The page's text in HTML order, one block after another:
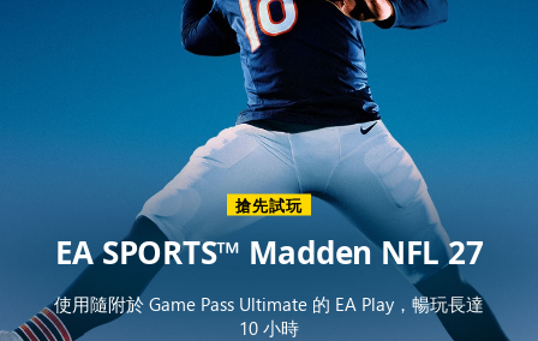
搶先試玩
EA SPORTS™ Madden NFL 27
使用隨附於 Game Pass Ultimate 的 EA Play，暢玩長達
10 小時